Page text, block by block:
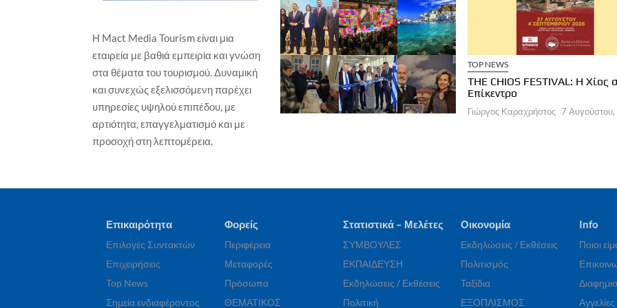
Η Mact Media Tourism είναι μια
εταιρεία με βαθιά εμπειρία και γνώση
στα θέματα του τουρισμού. Δυναμική
και συνεχώς εξελισσόμενη παρέχει
υπηρεσίες υψηλού επιπέδου, με
αρτιότητα, επαγγελματισμό και με
προσοχή στη λεπτομέρεια.
ΕΠΙΧΕΙΡΗΣΕΙΣ ΞΕΝΟΔΟΧΕΙΑ
Wyndham Hotels & Resorts – Νέο
TRYP by Wyndham στη Χάγη, σε
ιστορικό παραθαλάσσιο
ξενοδοχείο
Γιώργος Καραχρήστος 7 Αυγούστου, 2026
ΕΠΙΧΕΙΡΗΣΕΙΣ ΞΕΝΟΔΟΧΕΙΑ
Isla Brown Corinthia: Αποδράσεις &
Γαστρονομία
Γιώργος Καραχρήστος 7 Αυγούστου, 2026
TOP NEWS
THE CHIOS FESTIVAL: Η Χίος
Επίκεντρο
Γιώργος Καραχρήστος 7
Επικαιρότητα
Επιλογές Συντακτών
Επιχειρήσεις
Top News
Σημεία ενδιαφέροντος
Φορείς
Περιφέρεια
Μεταφορές
Πρόσωπα
ΘΕΜΑΤΙΚΟΣ
Στατιστικά – Μελέτες
ΣΥΜΒΟΥΛΕΣ
ΕΚΠΑΙΔΕΥΣΗ
Εκδηλώσεις / Εκθέσεις
Πολιτική
Οικονομία
Εκδηλώσεις / Εκθέσεις
Πολιτισμός
Ταξίδια
ΕΞΟΠΛΙΣΜΟΣ
Info
Ποιοι
Αγγελίες